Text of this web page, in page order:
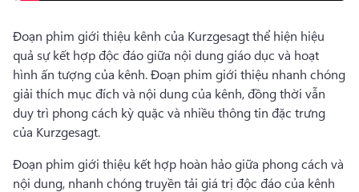
Đoạn phim giới thiệu kênh của Kurzgesagt thể hiện hiệu
quả sự kết hợp độc đáo giữa nội dung giáo dục và hoạt
hình ấn tượng của kênh. Đoạn phim giới thiệu nhanh chóng
giải thích mục đích và nội dung của kênh, đồng thời vẫn
duy trì phong cách kỳ quặc và nhiều thông tin đặc trưng
của Kurzgesagt.
Đoạn phim giới thiệu kết hợp hoàn hảo giữa phong cách và
nội dung, nhanh chóng truyền tải giá trị độc đáo của kênh